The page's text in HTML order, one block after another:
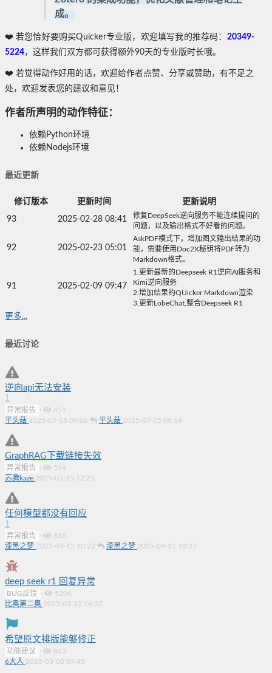
成。
❤️ 若您恰好要购买Quicker专业版，欢迎填写我的推荐码： 20349-
5224，这样我们双方都可获得额外90天的专业版时长哦。
❤️ 若觉得动作好用的话，欢迎给作者点赞、分享或赞助，有不足之
处，欢迎发表您的建议和意见！
作者所声明的动作特征：
依赖Python环境
依赖Nodejs环境
最近更新
修订版本 更新时间 更新说明
93 2025-02-28 08:41
修复DeepSeek逆向服务不能连续提问的
问题，以及输出格式不好看的问题。
92 2025-02-23 05:01
AskPDF模式下，增加图文输出结果的功
能，需要使用Doc2X秘钥将PDF转为
Markdown格式。
91 2025-02-09 09:47
1.更新最新的Deepseek R1逆向AI服务和
Kimi逆向服务
2.增加结果的QUicker Markdown渲染
3.更新LobeChat,整合Deepseek R1
更多...
最近讨论
逆向api无法安装
1
异常报告 ·
451
平头菇 2025-07-15 09:06 平头菇 2025-07-15 09:14
GraphRAG下载链接失效
异常报告 ·
514
苏腾kaze 2025-05-15 12:25
任何模型都没有回应
1
异常报告 ·
830
漆黑之梦 2025-04-15 10:22 漆黑之梦 2025-04-15 10:27
deep seek r1 回复异常
BUG反馈 ·
5204
比奥第二奥 2025-03-12 16:57
希望原文排版能够修正
功能建议 ·
863
6大人 2025-03-02 07:45